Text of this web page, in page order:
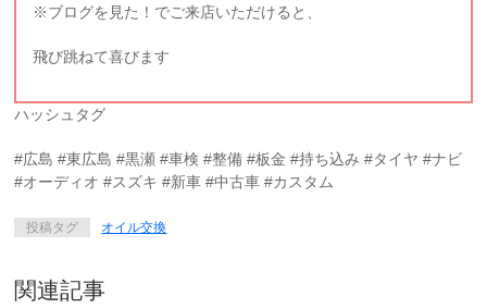
※ブログを見た！でご来店いただけると、
飛び跳ねて喜びます
ハッシュタグ
#広島 #東広島 #黒瀬 #車検 #整備 #板金 #持ち込み #タイヤ #ナビ
#オーディオ #スズキ #新車 #中古車 #カスタム
投稿タグ オイル交換
関連記事